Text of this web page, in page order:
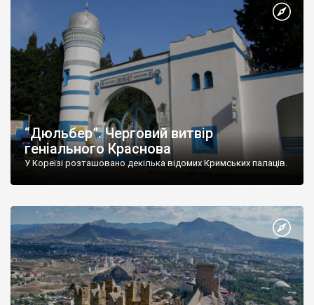
“Дюльбер”. Черговий витвір
геніального Краснова
У Кореїзі розташовано декілька відомих Кримських палаців.